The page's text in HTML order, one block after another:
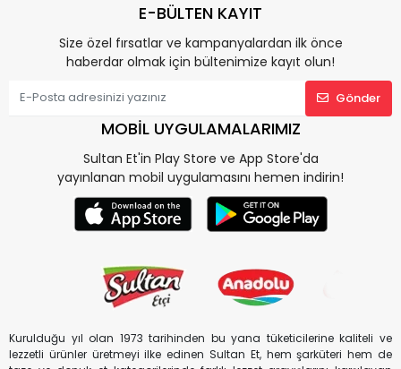
E-BÜLTEN KAYIT
Size özel fırsatlar ve kampanyalardan ilk önce
haberdar olmak için bültenimize kayıt olun!
Gönder
MOBİL UYGULAMALARIMIZ
Sultan Et'in Play Store ve App Store'da
yayınlanan mobil uygulamasını hemen indirin!
Kurulduğu yıl olan 1973 tarihinden bu yana tüketicilerine kaliteli ve
lezzetli ürünler üretmeyi ilke edinen Sultan Et, hem şarküteri hem de